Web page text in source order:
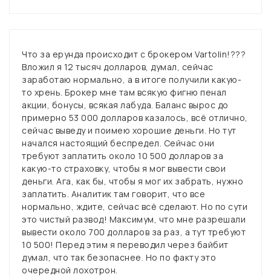
Что за ерунда происходит с брокером Vartolin!???
Вложил я 12 тысяч долларов, думал, сейчас
заработаю нормально, а в итоге получили какую-
то хрень. Брокер мне там всякую фигню пенал
акции, бонусы, всякая лабуда. Баланс вырос до
примерно 53 000 долларов казалось, всё отлично,
сейчас выведу и поимею хорошие деньги. Но тут
начался настоящий беспредел. Сейчас они
требуют заплатить около 10 500 долларов за
какую-то страховку, чтобы я мог вывести свои
деньги. Ага, как бы, чтобы я мог их забрать, нужно
заплатить. Аналитик там говорит, что все
нормально, ждите, сейчас всё сделают. Но по сути
это чистый развод! Максимум, что мне разрешали
вывести около 700 долларов за раз, а тут требуют
10 500! Перед этим я переводил через байбит
думал, что так безопаснее. Но по факту это
очередной лохотрон.